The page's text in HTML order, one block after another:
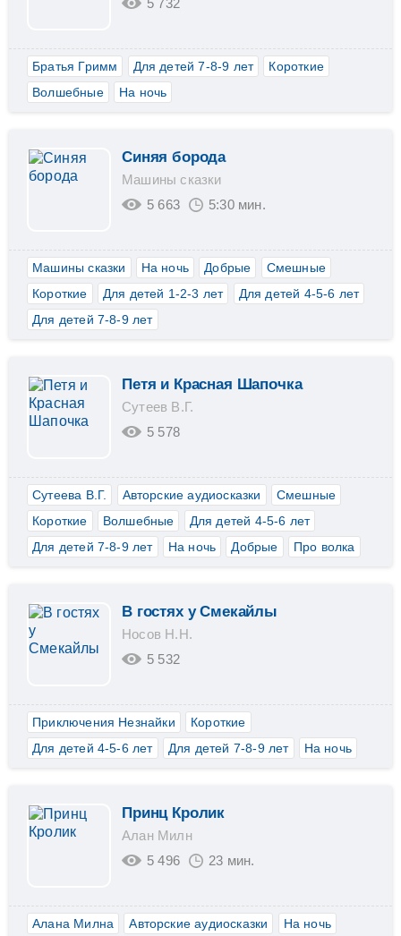
5 732
Братья Гримм Для детей 7-8-9 лет
Короткие
Волшебные
На ночь
Синяя борода
Машины сказки
5 663
5:30 мин.
Машины сказки На ночь Добрые
Смешные
Короткие
Для детей 1-2-3 лет
Для детей 4-5-6 лет
Для детей 7-8-9 лет
Петя и Красная Шапочка
Сутеев В.Г.
5 578
Сутеева В.Г. Авторские аудиосказки
Смешные
Короткие
Волшебные
Для детей 4-5-6 лет
Для детей 7-8-9 лет
На ночь Добрые Про волка
В гостях у Смекайлы
Носов Н.Н.
5 532
Приключения Незнайки
Короткие
Для детей 4-5-6 лет
Для детей 7-8-9 лет На ночь
Принц Кролик
Алан Милн
5 496
23 мин.
Алана Милна Авторские аудиосказки
На ночь